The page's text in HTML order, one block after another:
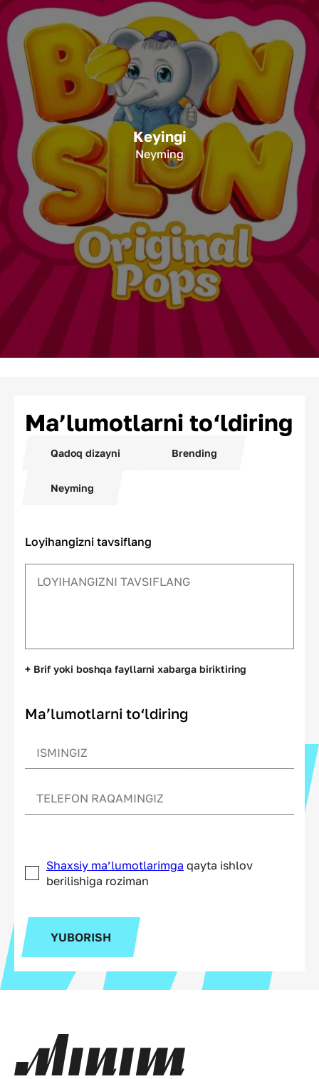
Keyingi
Neyming
Ma’lumotlarni to‘ldiring
Qadoq dizayni Brending
Neyming
Loyihangizni tavsiflang
+ Brif yoki boshqa fayllarni xabarga biriktiring
Ma’lumotlarni to‘ldiring
Shaxsiy ma’lumotlarimga qayta ishlov
berilishiga roziman
YUBORISH